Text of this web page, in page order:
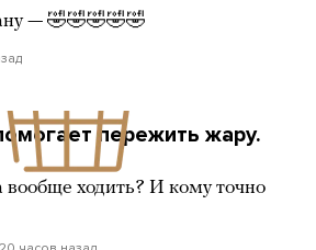
— 🤣🤣🤣🤣🤣
пережить жару.
вообще ходить? И кому точно